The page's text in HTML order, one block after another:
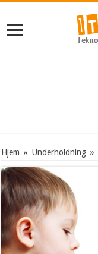
Hjem » Underholdning »